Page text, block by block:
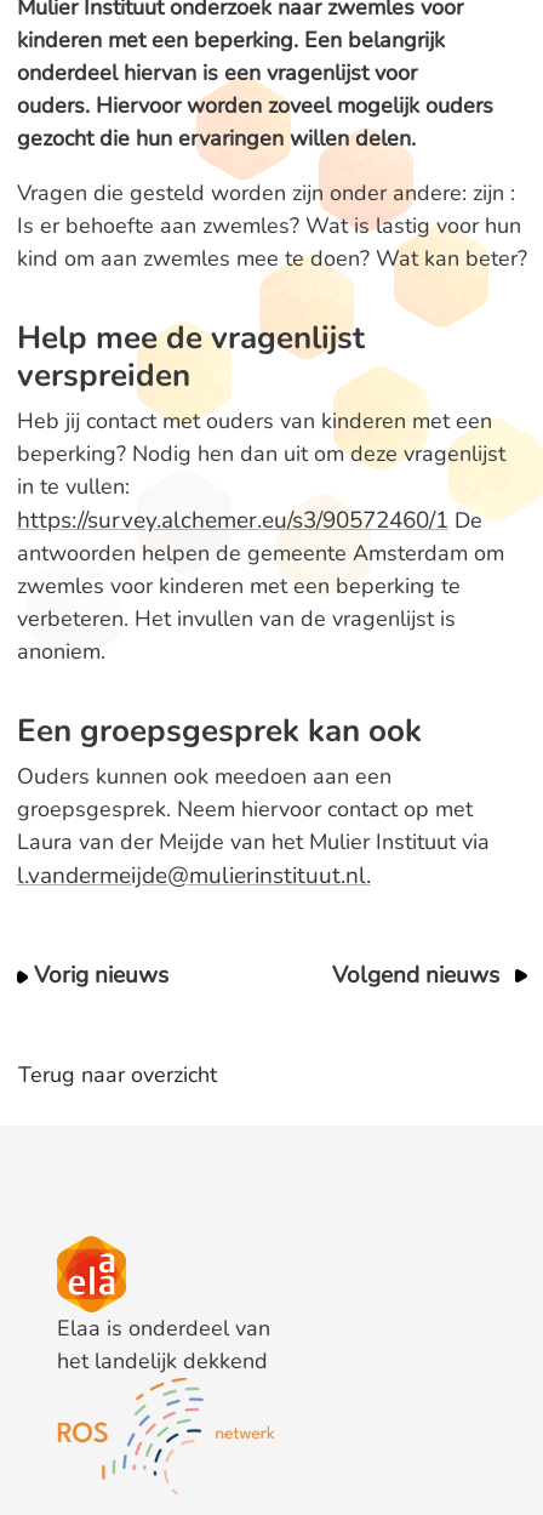
Mulier Instituut onderzoek naar zwemles voor
kinderen met een beperking. Een belangrijk
onderdeel hiervan is een vragenlijst voor
ouders. Hiervoor worden zoveel mogelijk ouders
gezocht die hun ervaringen willen delen.
Vragen die gesteld worden zijn onder andere: zijn :
Is er behoefte aan zwemles? Wat is lastig voor hun
kind om aan zwemles mee te doen? Wat kan beter?
Help mee de vragenlijst
verspreiden
Heb jij contact met ouders van kinderen met een
beperking? Nodig hen dan uit om deze vragenlijst
in te vullen:
https://survey.alchemer.eu/s3/90572460/1 De
antwoorden helpen de gemeente Amsterdam om
zwemles voor kinderen met een beperking te
verbeteren. Het invullen van de vragenlijst is
anoniem.
Een groepsgesprek kan ook
Ouders kunnen ook meedoen aan een
groepsgesprek. Neem hiervoor contact op met
Laura van der Meijde van het Mulier Instituut via
l.vandermeijde@mulierinstituut.nl.
Vorig nieuws Volgend nieuws
Terug naar overzicht
Elaa is onderdeel van
het landelijk dekkend